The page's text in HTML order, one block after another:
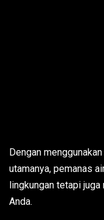
Dengan
utamanya, pemanas
lingkungan tetapi
Anda.